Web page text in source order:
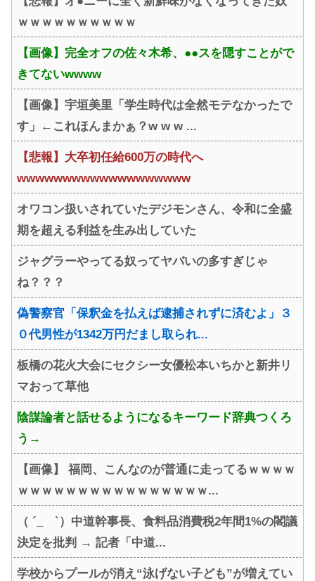
ｗｗｗｗｗｗｗｗｗｗ
【画像】完全オフの佐々木希、●●スを隠すことがで
きてないwwww
【画像】宇垣美里「学生時代は全然モテなかったで
す」←これほんまかぁ？w w w ...
【悲報】大卒初任給600万の時代へ
wwwwwwwwwwwwwwwwwww
オワコン扱いされていたデジモンさん、令和に全盛
期を超える利益を生み出していた
ジャグラーやってる奴ってヤバいの多すぎじゃ
ね？？？
偽警察官「保釈金を払えば逮捕されずに済むよ」３
０代男性が1342万円だまし取られ...
板橋の花火大会にセクシー女優松本いちかと新井リ
マおって草他
陰謀論者と話せるようになるキーワード辞典つくろ
う→
【画像】 福岡、こんなのが普通に走ってるｗｗｗｗ
ｗｗｗｗｗｗｗｗｗｗｗｗｗｗｗｗ...
（ ´_ゝ`）中道幹事長、食料品消費税2年間1%の閣議
決定を批判 → 記者「中道...
学校からプールが消え“泳げない子ども”が増えてい